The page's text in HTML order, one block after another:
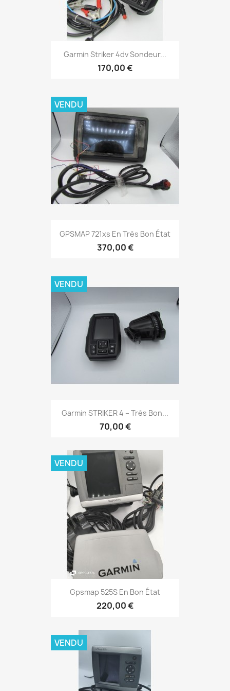
Aperçu rapide
Garmin Striker 4dv Sondeur...
170,00 €
Aperçu rapide
GPSMAP 721xs En Très Bon État
370,00 €
VENDU
Aperçu rapide
Garmin STRIKER 4 – Très Bon...
70,00 €
VENDU
Aperçu rapide
Gpsmap 525S En Bon État
220,00 €
VENDU
VENDU